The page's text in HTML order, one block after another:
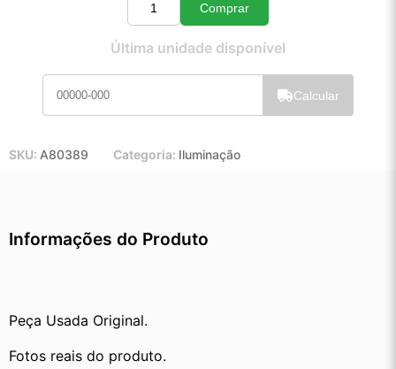
Quantidade
Comprar
Última unidade disponível
Calcular
SKU: A80389 Categoria: Iluminação
Informações do Produto
Peça Usada Original.
Fotos reais do produto.